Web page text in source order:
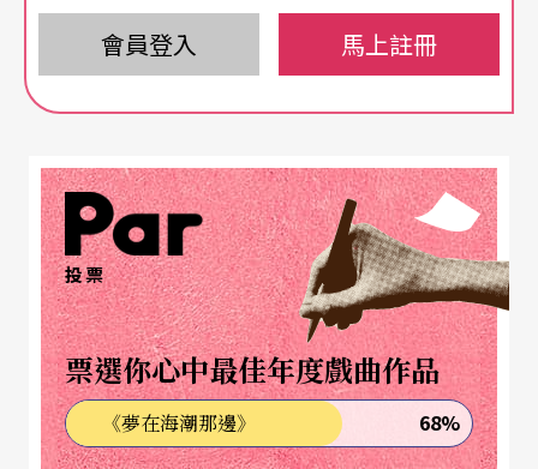
會員登入 馬上註冊
投票
票選你心中最佳年度戲曲作品
《夢在海潮那邊》 68%